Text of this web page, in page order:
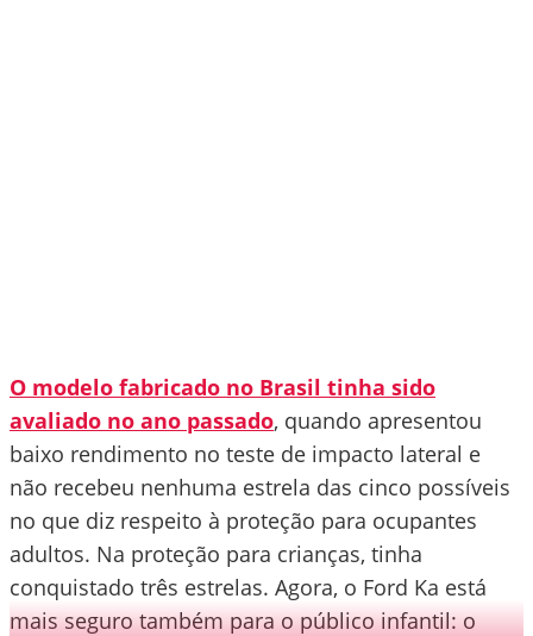
O modelo fabricado no Brasil tinha sido
avaliado no ano passado, quando apresentou
baixo rendimento no teste de impacto lateral e
não recebeu nenhuma estrela das cinco possíveis
no que diz respeito à proteção para ocupantes
adultos. Na proteção para crianças, tinha
conquistado três estrelas. Agora, o Ford Ka está
mais seguro também para o público infantil: o